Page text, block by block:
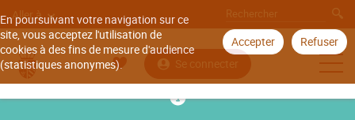
En poursuivant votre navigation sur ce
site, vous acceptez l'utilisation de
cookies à des fins de mesure d'audience
(statistiques anonymes).
Accepter Refuser
Aller à
Se connecter